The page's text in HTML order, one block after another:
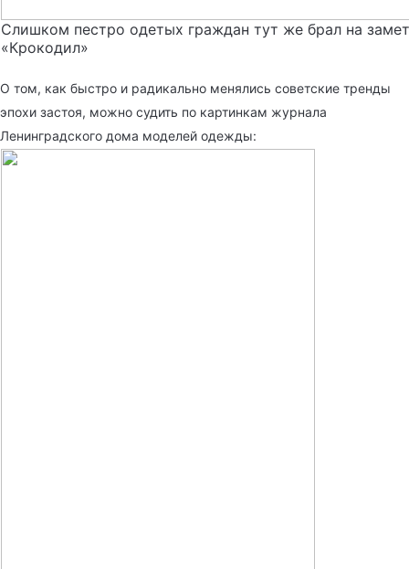
Слишком пестро одетых граждан тут же брал на
«Крокодил»
О том, как быстро и радикально менялись советские тренды
эпохи застоя, можно судить по картинкам журнала
Ленинградского дома моделей одежды: